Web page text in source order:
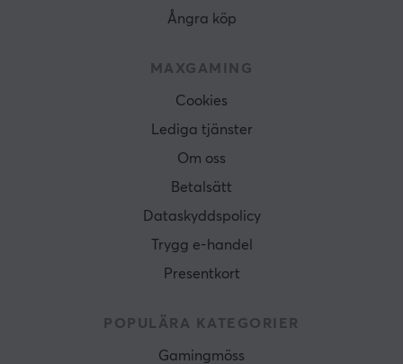
Ångra köp
MAXGAMING
Cookies
Lediga tjänster
Om oss
Betalsätt
Dataskyddspolicy
Trygg e-handel
Presentkort
POPULÄRA KATEGORIER
Gamingmöss